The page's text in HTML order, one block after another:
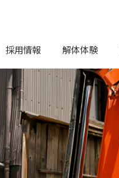
採用情報 解体体験